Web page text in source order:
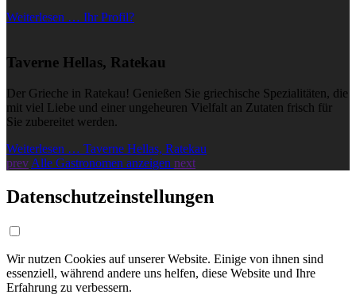
Weiterlesen … Ihr Profil?
Taverne Hellas, Ratekau
Der Grieche in Ratekau! Genießen Sie griechische Spezialitäten, die
mit viel Liebe und einer ungeheuren Vielfalt an Zutaten frisch für
Sie zubereitet werden.
Weiterlesen … Taverne Hellas, Ratekau
prev Alle Gastronomen anzeigen next
Datenschutzeinstellungen
Wir nutzen Cookies auf unserer Website. Einige von ihnen sind
essenziell, während andere uns helfen, diese Website und Ihre
Erfahrung zu verbessern.